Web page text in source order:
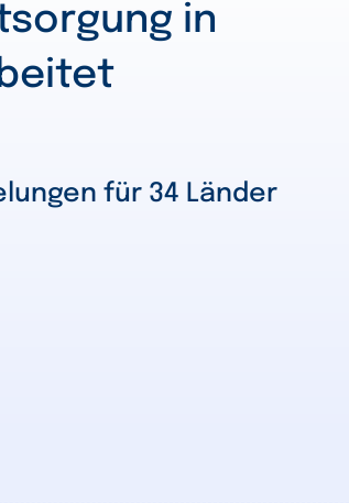
in
für 34 Länder